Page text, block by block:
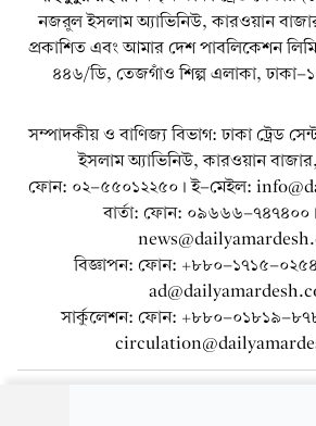
নজরুল ইসলাম অ্যাভিনিউ, কারওয়ান
প্রকাশিত এবং আমার দেশ পাবলিকেশন
৪৪৬/ডি, তেজগাঁও শিল্প এলাকা, ঢাকা-
সম্পাদকীয় ও বাণিজ্য বিভাগ: ঢাকা ট্রেড
ইসলাম অ্যাভিনিউ, কারওয়ান
ফোন: ০২-৫৫০১২২৫০। ই-মেইল:
বার্তা: ফোন: ০৯৬৬৬-
বিজ্ঞাপন: ফোন: +৮৮০-১৭১৫-
সার্কুলেশন: ফোন: +৮৮০-০১৮১৯-